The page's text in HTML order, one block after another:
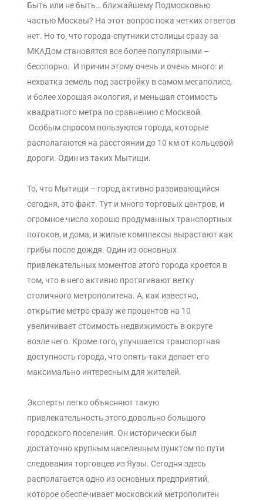
Быть или не быть… ближайшему Подмосковью
частью Москвы? На этот вопрос пока четких ответов
нет. Но то, что города-спутники столицы сразу за
МКАДом становятся все более популярными –
бесспорно. И причин этому очень и очень много: и
нехватка земель под застройку в самом мегаполисе,
и более хорошая экология, и меньшая стоимость
квадратного метра по сравнению с Москвой.
Особым спросом пользуются города, которые
располагаются на расстоянии до 10 км от кольцевой
дороги. Один из таких Мытищи.
То, что Мытищи – город активно развивающийся
сегодня, это факт. Тут и много торговых центров, и
огромное число хорошо продуманных транспортных
потоков, и дома, и жилые комплексы вырастают как
грибы после дождя. Один из основных
привлекательных моментов этого города кроется в
том, что в него активно протягивают ветку
столичного метрополитена. А, как известно,
открытие метро сразу же процентов на 10
увеличивает стоимость недвижимость в округе
возле него. Кроме того, улучшается транспортная
доступность города, что опять-таки делает его
максимально интересным для жителей.
Эксперты легко объясняют такую
привлекательность этого довольно большого
городского поселения. Он исторически был
достаточно крупным населенным пунктом по пути
следования торговцев из Яузы. Сегодня здесь
располагается одно из основных предприятий,
которое обеспечивает московский метрополитен